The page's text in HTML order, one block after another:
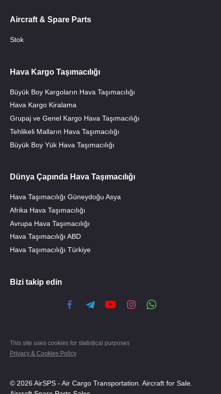
Aircraft & Spare Parts
Stok
Hava Kargo Taşımacılığı
Büyük Boy Kargoların Hava Taşımacılığı
Hava Kargo Kiralama
Grupaj ve Genel Kargo Hava Taşımacılığı
Tehlikeli Malların Hava Taşımacılığı
Büyük Boy Yük Hava Taşımacılığı
Dünya Çapında Hava Taşımacılığı
Hava Taşımacılığı Güneydoğu Asya
Afrika Hava Taşımacılığı
Avrupa Hava Taşımacılığı
Hava Taşımacılığı ABD
Hava Taşımacılığı Türkiye
Bizi takip edin
This site uses cookies for statistical purposes
Privacy & Cookies Policy
© 2026 AirSPS - Air Cargo Transportation. Aircraft for Sale.